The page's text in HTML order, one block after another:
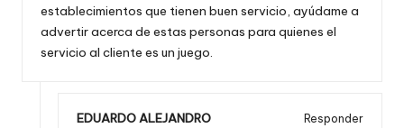
establecimientos que tienen buen servicio, ayúdame a
advertir acerca de estas personas para quienes el
servicio al cliente es un juego.
EDUARDO ALEJANDRO
Responder